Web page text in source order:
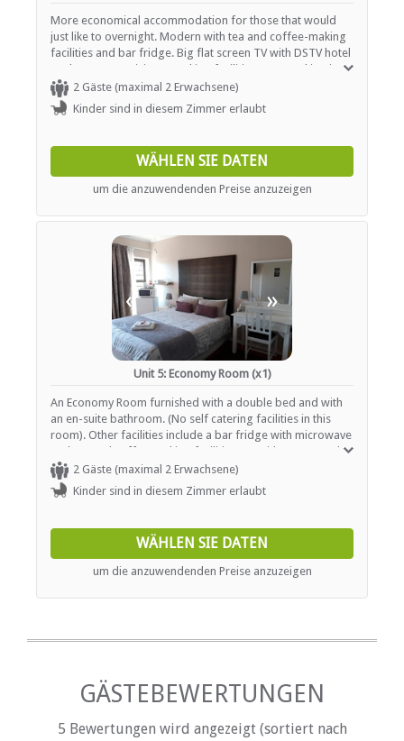
More economical accommodation for those that would
just like to overnight. Modern with tea and coffee-making
facilities and bar fridge. Big flat screen TV with DSTV hotel
package. Free WiFi. No cooking facilities. Free parking in
front of your unit.
2 Gäste (maximal 2 Erwachsene)
Kinder sind in diesem Zimmer erlaubt
WÄHLEN SIE DATEN
um die anzuwendenden Preise anzuzeigen
« »
Unit 5: Economy Room (x1)
An Economy Room furnished with a double bed and with
an en-suite bathroom. (No self catering facilities in this
room). Other facilities include a bar fridge with microwave
and tea and coffee-making facilities. TV with DSTV Hotel
Package with free WiFi available.
2 Gäste (maximal 2 Erwachsene)
Kinder sind in diesem Zimmer erlaubt
WÄHLEN SIE DATEN
um die anzuwendenden Preise anzuzeigen
GÄSTEBEWERTUNGEN
5 Bewertungen wird angezeigt (sortiert nach